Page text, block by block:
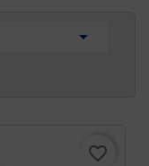

favorite_border